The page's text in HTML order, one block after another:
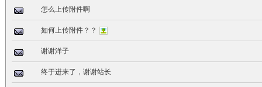
怎么上传附件啊
如何上传附件？？
谢谢洋子
终于进来了，谢谢站长